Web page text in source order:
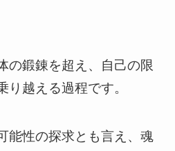
の鍛錬を超え、自己の限
り越える過程です。
能性の探求とも言え、魂